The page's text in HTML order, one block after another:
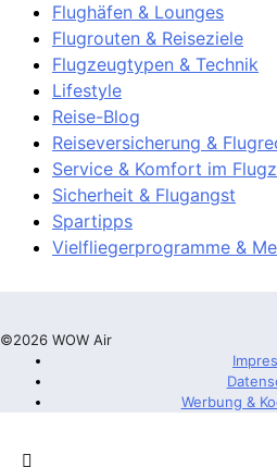
Flughäfen & Lounges
Flugrouten & Reiseziele
Flugzeugtypen & Technik
Lifestyle
Reise-Blog
Reiseversicherung &
Service & Komfort im
Sicherheit & Flugangst
Spartipps
Vielfliegerprogramme &
©2026 WOW Air
Werbung &